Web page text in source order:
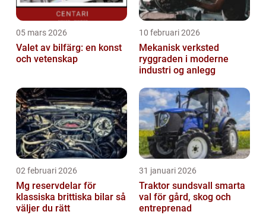
05 mars 2026
Valet av bilfärg: en konst
och vetenskap
10 februari 2026
Mekanisk verksted
ryggraden i moderne
industri og anlegg
02 februari 2026
Mg reservdelar för
klassiska brittiska bilar så
väljer du rätt
31 januari 2026
Traktor sundsvall smarta
val för gård, skog och
entreprenad